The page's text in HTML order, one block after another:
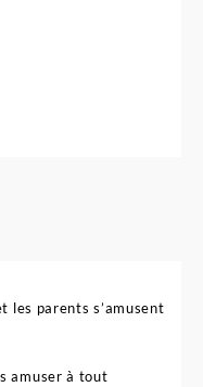
les parents s’amusent
amuser à tout